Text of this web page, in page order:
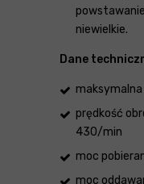
niewielkie.
Dane
prędkość
430/min
moc
moc